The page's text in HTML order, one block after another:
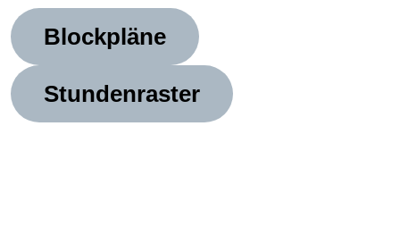
Blockpläne
Stundenraster